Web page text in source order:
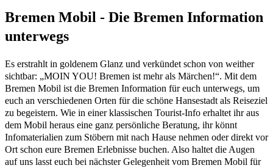
Bremen Mobil - Die Bremen Information
unterwegs
Es erstrahlt in goldenem Glanz und verkündet schon von weither
sichtbar: „MOIN YOU! Bremen ist mehr als Märchen!“. Mit dem
Bremen Mobil ist die Bremen Information für euch unterwegs, um
euch an verschiedenen Orten für die schöne Hansestadt als Reiseziel
zu begeistern. Wie in einer klassischen Tourist-Info erhaltet ihr aus
dem Mobil heraus eine ganz persönliche Beratung, ihr könnt
Infomaterialien zum Stöbern mit nach Hause nehmen oder direkt vor
Ort schon eure Bremen Erlebnisse buchen. Also haltet die Augen
auf uns lasst euch bei nächster Gelegenheit vom Bremen Mobil für